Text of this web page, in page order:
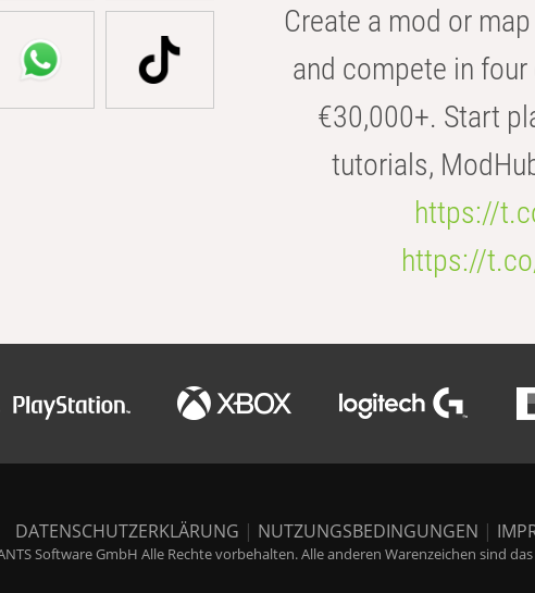
Create a mod or
and compete in
€30,000+. Start
tutorials,
https://
https://
DATENSCHUTZERKLÄRUNG | NUTZUNGSBEDINGUNGEN |
Software GmbH Alle Rechte vorbehalten. Alle anderen Warenzeichen sind